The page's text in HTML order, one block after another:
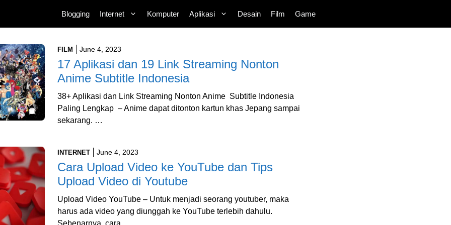
Blogging Internet Komputer Aplikasi Desain Film Game
FILM June 4, 2023
17 Aplikasi dan 19 Link Streaming Nonton
Anime Subtitle Indonesia
38+ Aplikasi dan Link Streaming Nonton Anime Subtitle Indonesia
Paling Lengkap – Anime dapat ditonton kartun khas Jepang sampai
sekarang. …
INTERNET June 4, 2023
Cara Upload Video ke YouTube dan Tips
Upload Video di Youtube
Upload Video YouTube – Untuk menjadi seorang youtuber, maka
harus ada video yang diunggah ke YouTube terlebih dahulu.
Sebenarnya, cara …